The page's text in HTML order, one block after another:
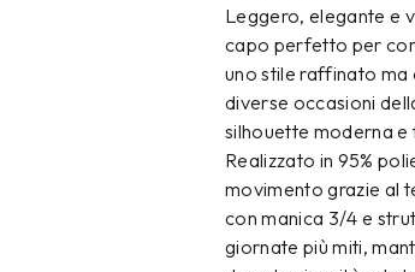
Leggero, elegante e
capo perfetto per
uno stile raffinato
diverse occasioni
silhouette moderna
Realizzato in 95%
movimento grazie al
con manica 3/4 e
giornate più miti,